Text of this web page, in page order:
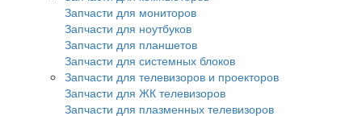
Запчасти для мониторов
Запчасти для ноутбуков
Запчасти для планшетов
Запчасти для системных блоков
Запчасти для телевизоров и проекторов
Запчасти для ЖК телевизоров
Запчасти для плазменных телевизоров